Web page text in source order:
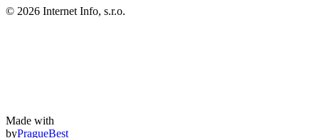
© 2026 Internet Info, s.r.o.
Made with
byPragueBest